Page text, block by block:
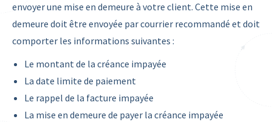
envoyer une mise en demeure à votre client. Cette mise en
demeure doit être envoyée par courrier recommandé et doit
comporter les informations suivantes :
Le montant de la créance impayée
La date limite de paiement
Le rappel de la facture impayée
La mise en demeure de payer la créance impayée